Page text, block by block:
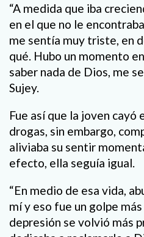
“A medida que iba
en el que no le
me sentía muy triste, en
qué. Hubo un momento
saber nada de Dios, me
Sujey.
Fue así que la joven cayó
drogas, sin embargo,
aliviaba su sentir
efecto, ella seguía igual.
“En medio de esa vida,
mí y eso fue un golpe
depresión se volvió más